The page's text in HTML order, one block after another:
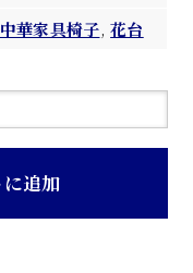
華家具椅子,花台
追加